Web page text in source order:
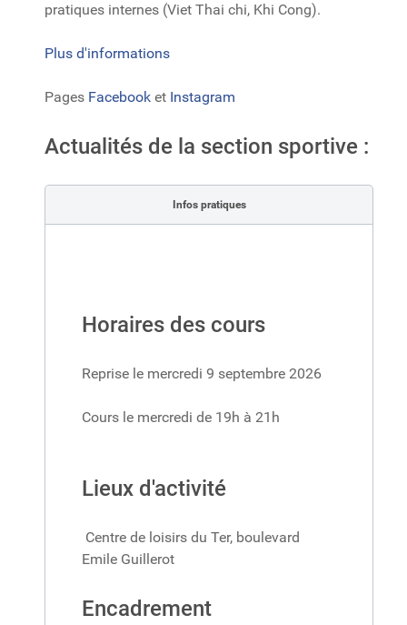
pratiques internes (Viet Thai chi, Khi Cong).
Plus d'informations
Pages Facebook et Instagram
Actualités de la section sportive :
Infos pratiques
Horaires des cours
Reprise le mercredi 9 septembre 2026
Cours le mercredi de 19h à 21h
Lieux d'activité
Centre de loisirs du Ter, boulevard
Emile Guillerot
Encadrement